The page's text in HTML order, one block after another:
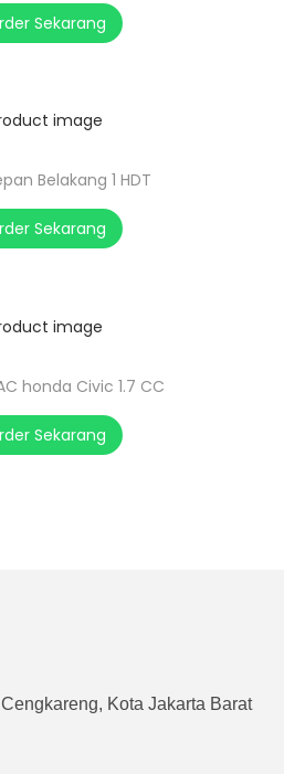
Sekarang
Belakang 1 HDT
Sekarang
honda Civic 1.7 CC
Sekarang
Kota Jakarta Barat